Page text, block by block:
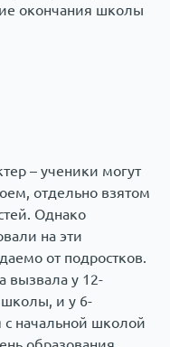
окончания школы
– ученики могут
отдельно взятом
Однако
на эти
от подростков.
вызвала у 12-
и у 6-
с начальной школой